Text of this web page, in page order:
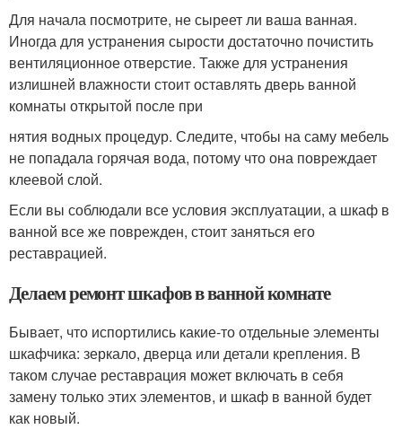
Для начала посмотрите, не сыреет ли ваша ванная.
Иногда для устранения сырости достаточно почистить
вентиляционное отверстие. Также для устранения
излишней влажности стоит оставлять дверь ванной
комнаты открытой после при
нятия водных процедур. Следите, чтобы на саму мебель
не попадала горячая вода, потому что она повреждает
клеевой слой.
Если вы соблюдали все условия эксплуатации, а шкаф в
ванной все же поврежден, стоит заняться его
реставрацией.
Делаем ремонт шкафов в ванной комнате
Бывает, что испортились какие-то отдельные элементы
шкафчика: зеркало, дверца или детали крепления. В
таком случае реставрация может включать в себя
замену только этих элементов, и шкаф в ванной будет
как новый.